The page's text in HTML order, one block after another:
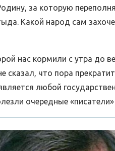
за которую
Какой народ сам
нас кормили с утра до
сказал, что пора
любой
очередные